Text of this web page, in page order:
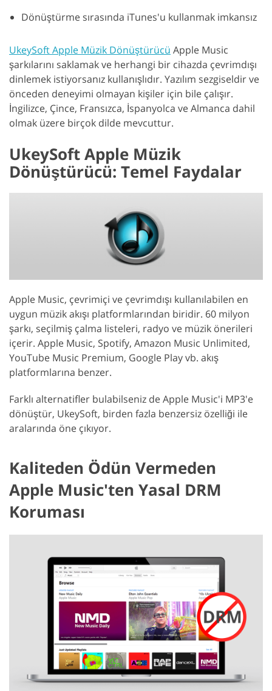
Dönüştürme sırasında iTunes'u kullanmak imkansız
UkeySoft Apple Müzik Dönüştürücü Apple Music
şarkılarını saklamak ve herhangi bir cihazda çevrimdışı
dinlemek istiyorsanız kullanışlıdır. Yazılım sezgiseldir ve
önceden deneyimi olmayan kişiler için bile çalışır.
İngilizce, Çince, Fransızca, İspanyolca ve Almanca dahil
olmak üzere birçok dilde mevcuttur.
UkeySoft Apple Müzik
Dönüştürücü: Temel Faydalar
Apple Music, çevrimiçi ve çevrimdışı kullanılabilen en
uygun müzik akışı platformlarından biridir. 60 milyon
şarkı, seçilmiş çalma listeleri, radyo ve müzik önerileri
içerir. Apple Music, Spotify, Amazon Music Unlimited,
YouTube Music Premium, Google Play vb. akış
platformlarına benzer.
Farklı alternatifler bulabilseniz de Apple Music'i MP3'e
dönüştür, UkeySoft, birden fazla benzersiz özelliği ile
aralarında öne çıkıyor.
Kaliteden Ödün Vermeden
Apple Music'ten Yasal DRM
Koruması